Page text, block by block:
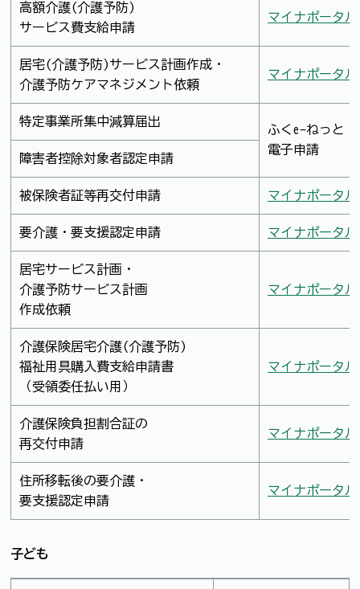
高額介護(介護予防)
サービス費支給申請
マイナポータル
居宅(介護予防)サービス計画作成・
介護予防ケアマネジメント依頼
マイナポータル
特定事業所集中減算届出
ふくe-ねっと
電子申請
障害者控除対象者認定申請
被保険者証等再交付申請 マイナポータル
要介護・要支援認定申請 マイナポータル
居宅サービス計画・
介護予防サービス計画
作成依頼
マイナポータル
介護保険居宅介護(介護予防)
福祉用具購入費支給申請書
（受領委任払い用）
マイナポータル
介護保険負担割合証の
再交付申請
マイナポータル
住所移転後の要介護・
要支援認定申請
マイナポータル
子ども